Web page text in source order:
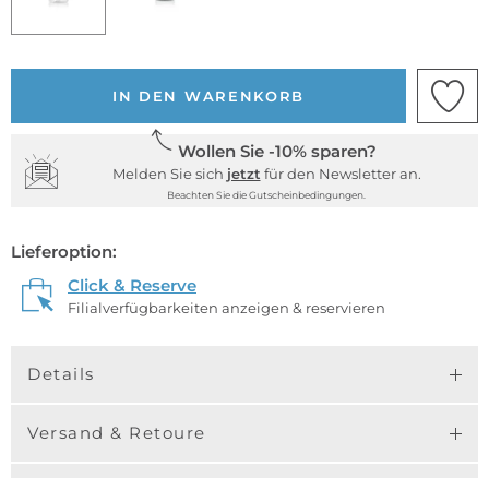
IN DEN WARENKORB
Wollen Sie -10% sparen?
Melden Sie sich jetzt für den Newsletter an.
Beachten Sie die Gutscheinbedingungen.
Lieferoption:
Click & Reserve
Filialverfügbarkeiten anzeigen & reservieren
Details
Versand & Retoure